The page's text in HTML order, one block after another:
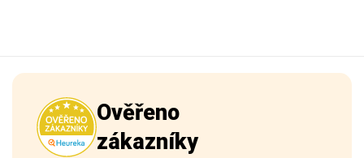
Ověřeno
zákazníky